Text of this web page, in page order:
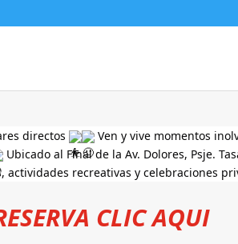
directos
Ven y vive momentos
Ubicado al Final de la Av. Dolores, Psje.
recreativas y celebraciones
CLIC AQUI